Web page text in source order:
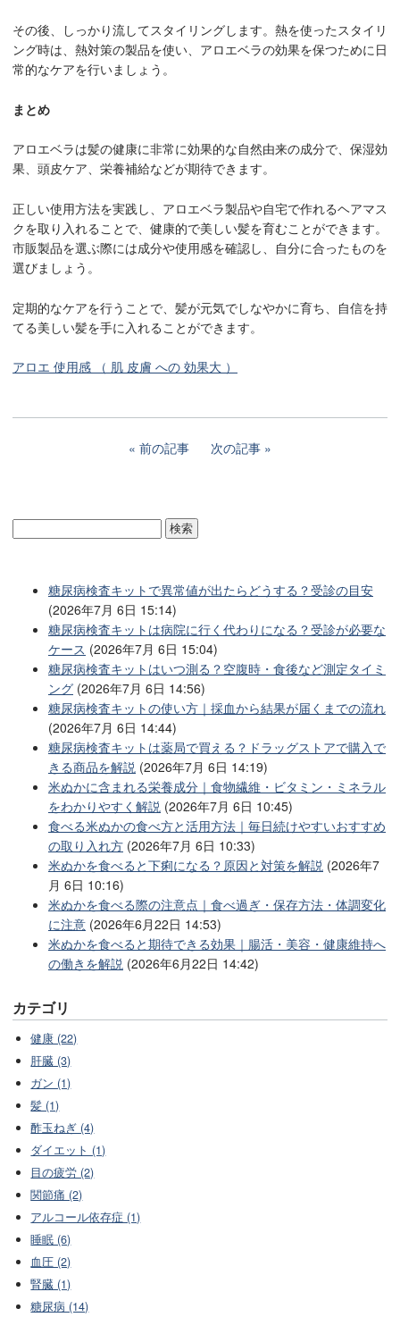
その後、しっかり流してスタイリングします。熱を使ったスタイリ
ング時は、熱対策の製品を使い、アロエベラの効果を保つために日
常的なケアを行いましょう。
まとめ
アロエベラは髪の健康に非常に効果的な自然由来の成分で、保湿効
果、頭皮ケア、栄養補給などが期待できます。
正しい使用方法を実践し、アロエベラ製品や自宅で作れるヘアマス
クを取り入れることで、健康的で美しい髪を育むことができます。
市販製品を選ぶ際には成分や使用感を確認し、自分に合ったものを
選びましょう。
定期的なケアを行うことで、髪が元気でしなやかに育ち、自信を持
てる美しい髪を手に入れることができます。
アロエ 使用感 （ 肌 皮膚 への 効果大 ）
前の記事 次の記事
糖尿病検査キットで異常値が出たらどうする？受診の目安
(2026年7月 6日 15:14)
糖尿病検査キットは病院に行く代わりになる？受診が必要な
ケース (2026年7月 6日 15:04)
糖尿病検査キットはいつ測る？空腹時・食後など測定タイミ
ング (2026年7月 6日 14:56)
糖尿病検査キットの使い方｜採血から結果が届くまでの流れ
(2026年7月 6日 14:44)
糖尿病検査キットは薬局で買える？ドラッグストアで購入で
きる商品を解説 (2026年7月 6日 14:19)
米ぬかに含まれる栄養成分｜食物繊維・ビタミン・ミネラル
をわかりやすく解説 (2026年7月 6日 10:45)
食べる米ぬかの食べ方と活用方法｜毎日続けやすいおすすめ
の取り入れ方 (2026年7月 6日 10:33)
米ぬかを食べると下痢になる？原因と対策を解説 (2026年7
月 6日 10:16)
米ぬかを食べる際の注意点｜食べ過ぎ・保存方法・体調変化
に注意 (2026年6月22日 14:53)
米ぬかを食べると期待できる効果｜腸活・美容・健康維持へ
の働きを解説 (2026年6月22日 14:42)
カテゴリ
健康 (22)
肝臓 (3)
ガン (1)
髪 (1)
酢玉ねぎ (4)
ダイエット (1)
目の疲労 (2)
関節痛 (2)
アルコール依存症 (1)
睡眠 (6)
血圧 (2)
腎臓 (1)
糖尿病 (14)